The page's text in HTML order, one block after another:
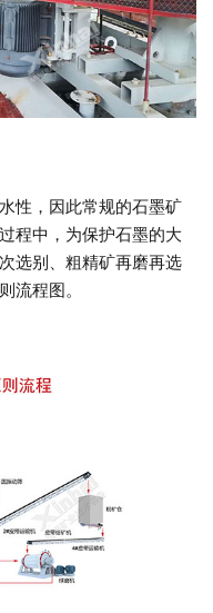
性，因此常规的石墨矿
程中，为保护石墨的大
选别、粗精矿再磨再选
流程图。